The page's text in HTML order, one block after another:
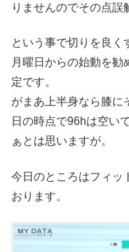
りませんのでその点誤
という事で切りを良く
月曜日からの始動を勧
定です。
がまあ上半身なら膝に
日の時点で96hは空い
ぁとは思いますが。
今日のところはフィッ
おります。